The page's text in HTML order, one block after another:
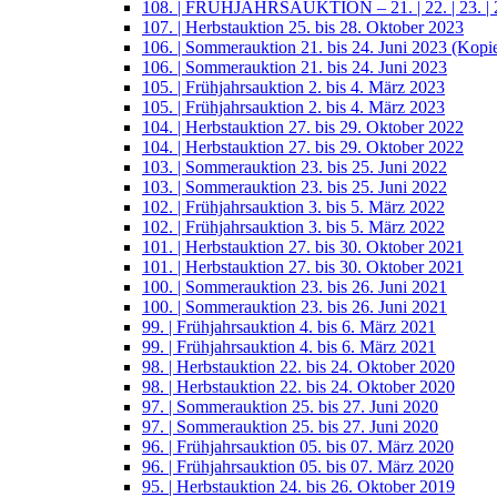
108. | FRÜHJAHRSAUKTION – 21. | 22. | 23. |
107. | Herbstauktion 25. bis 28. Oktober 2023
106. | Sommerauktion 21. bis 24. Juni 2023
106. | Sommerauktion 21. bis 24. Juni 2023
105. | Frühjahrsauktion 2. bis 4. März 2023
105. | Frühjahrsauktion 2. bis 4. März 2023
104. | Herbstauktion 27. bis 29. Oktober 2022
104. | Herbstauktion 27. bis 29. Oktober 2022
103. | Sommerauktion 23. bis 25. Juni 2022
103. | Sommerauktion 23. bis 25. Juni 2022
102. | Frühjahrsauktion 3. bis 5. März 2022
102. | Frühjahrsauktion 3. bis 5. März 2022
101. | Herbstauktion 27. bis 30. Oktober 2021
101. | Herbstauktion 27. bis 30. Oktober 2021
100. | Sommerauktion 23. bis 26. Juni 2021
100. | Sommerauktion 23. bis 26. Juni 2021
99. | Frühjahrsauktion 4. bis 6. März 2021
99. | Frühjahrsauktion 4. bis 6. März 2021
98. | Herbstauktion 22. bis 24. Oktober 2020
98. | Herbstauktion 22. bis 24. Oktober 2020
97. | Sommerauktion 25. bis 27. Juni 2020
97. | Sommerauktion 25. bis 27. Juni 2020
96. | Frühjahrsauktion 05. bis 07. März 2020
96. | Frühjahrsauktion 05. bis 07. März 2020
95. | Herbstauktion 24. bis 26. Oktober 2019